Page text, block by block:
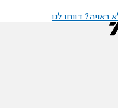
דווחו לנו